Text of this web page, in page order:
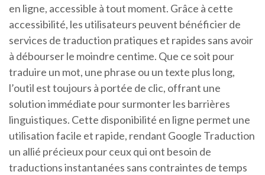
en ligne, accessible à tout moment. Grâce à cette
accessibilité, les utilisateurs peuvent bénéficier de
services de traduction pratiques et rapides sans avoir
à débourser le moindre centime. Que ce soit pour
traduire un mot, une phrase ou un texte plus long,
l’outil est toujours à portée de clic, offrant une
solution immédiate pour surmonter les barrières
linguistiques. Cette disponibilité en ligne permet une
utilisation facile et rapide, rendant Google Traduction
un allié précieux pour ceux qui ont besoin de
traductions instantanées sans contraintes de temps